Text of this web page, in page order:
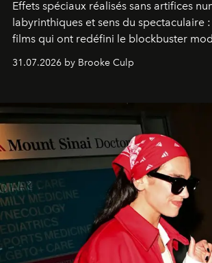
Effets spéciaux réalisés sans artifices
labyrinthiques et sens du spectaculaire
films qui ont redéfini le blockbuster
31.07.2026 by Brooke Culp